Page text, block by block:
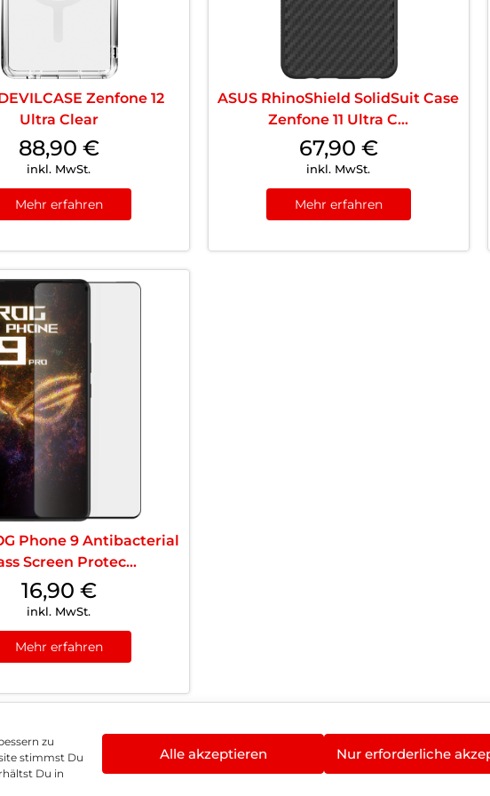
zu
stimmst Du
Du in
Alle akzeptieren Nur erforderliche
Zenfone 12
Ultra Clear
88,90 €
inkl. MwSt.
Mehr erfahren
ASUS RhinoShield SolidSuit Case
Zenfone 11 Ultra C...
67,90 €
inkl. MwSt.
Mehr erfahren
Phone 9 Antibacterial
Screen Protec...
16,90 €
inkl. MwSt.
Mehr erfahren
Vertrag widerrufen Hinweis zur